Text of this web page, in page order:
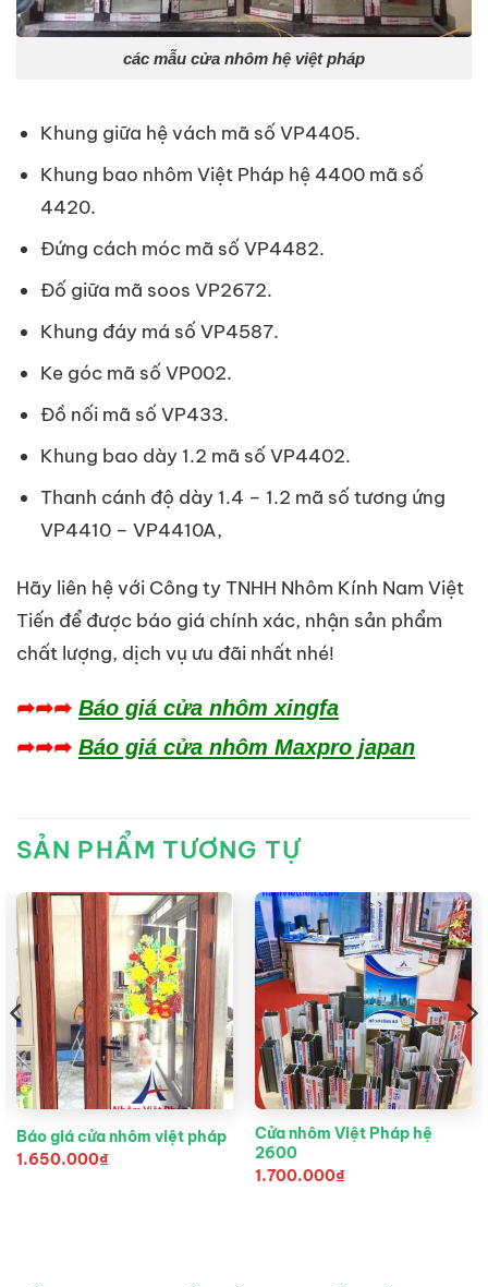
các mẫu cửa nhôm hệ việt pháp
Khung giữa hệ vách mã số VP4405.
Khung bao nhôm Việt Pháp hệ 4400 mã số
4420.
Đứng cách móc mã số VP4482.
Đố giữa mã soos VP2672.
Khung đáy má số VP4587.
Ke góc mã số VP002.
Đồ nối mã số VP433.
Khung bao dày 1.2 mã số VP4402.
Thanh cánh độ dày 1.4 – 1.2 mã số tương ứng
VP4410 – VP4410A,
Hãy liên hệ với Công ty TNHH Nhôm Kính Nam Việt
Tiến để được báo giá chính xác, nhận sản phẩm
chất lượng, dịch vụ ưu đãi nhất nhé!
➦➦➦ Báo giá cửa nhôm xingfa
➦➦➦ Báo giá cửa nhôm Maxpro japan
SẢN PHẨM TƯƠNG TỰ
Báo giá cửa nhôm việt pháp
1.650.000₫
Cửa nhôm Việt Pháp hệ
2600
1.700.000₫